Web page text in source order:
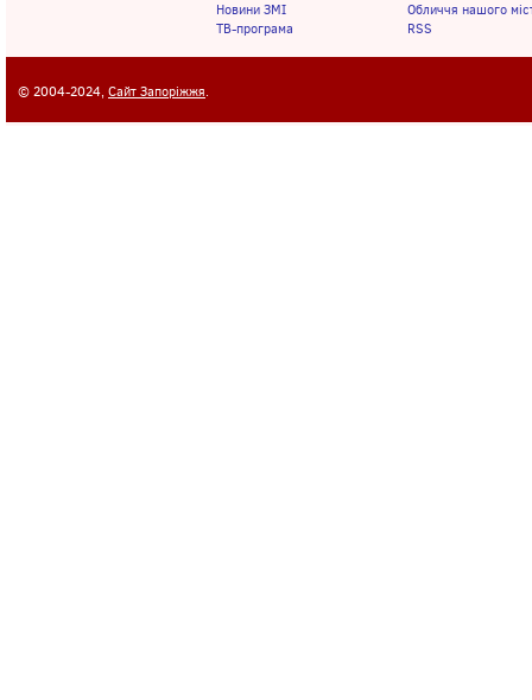
Новини ЗМІ
ТВ-програма
Обличчя нашого
RSS
© 2004-2024, Сайт Запоріжжя.